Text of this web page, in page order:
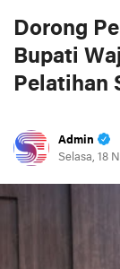
Dorong
Bupati
Pelatihan
Admin
Selasa, 18